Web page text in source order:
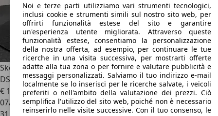
Skoda Fabia Monte Carlo 1.0 TSI 81 kW (110 CV) 7 marce -
DSG
€ 17.900
07/2023
Noi e terze parti utilizziamo vari strumenti tecnologici,
inclusi cookie e strumenti simili sul nostro sito web, per
offrirti funzionalità estese del sito e garantire
un'esperienza utente migliorata. Attraverso queste
funzionalità estese, consentiamo la personalizzazione
della nostra offerta, ad esempio, per continuare le tue
ricerche in una visita successiva, per mostrarti offerte
adatte alla tua zona o per fornire e valutare pubblicità e
messaggi personalizzati. Salviamo il tuo indirizzo e-mail
localmente se lo inserisci per le ricerche salvate, i veicoli
preferiti o nell'ambito della valutazione dei prezzi. Ciò
semplifica l'utilizzo del sito web, poiché non è necessario
reinserirlo nelle visite successive. Con il tuo consenso, le